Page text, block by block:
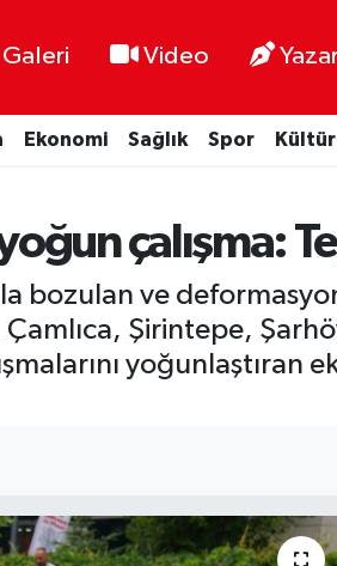
Video
Ekonomi Sağlık Spor
çalışma:
bozulan ve
Çamlıca, Şirintepe,
yoğunlaştıran